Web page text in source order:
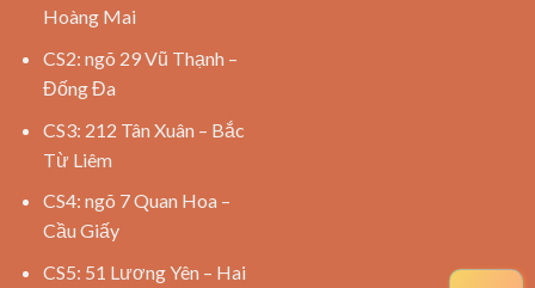
Hoàng Mai
CS2: ngõ 29 Vũ Thạnh –
Đống Đa
CS3: 212 Tân Xuân – Bắc
Từ Liêm
CS4: ngõ 7 Quan Hoa –
Cầu Giấy
CS5: 51 Lương Yên – Hai